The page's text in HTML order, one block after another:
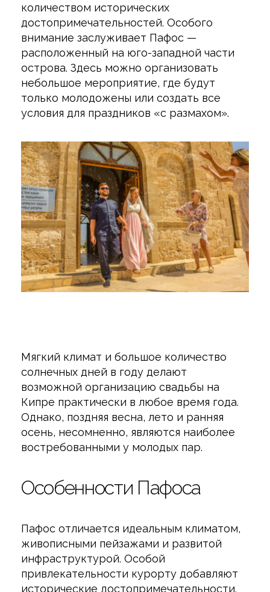
количеством исторических
достопримечательностей. Особого
внимание заслуживает Пафос —
расположенный на юго-западной части
острова. Здесь можно организовать
небольшое мероприятие, где будут
только молодожены или создать все
условия для праздников «с размахом».
Мягкий климат и большое количество
солнечных дней в году делают
возможной организацию свадьбы на
Кипре практически в любое время года.
Однако, поздняя весна, лето и ранняя
осень, несомненно, являются наиболее
востребованными у молодых пар.
Особенности Пафоса
Пафос отличается идеальным климатом,
живописными пейзажами и развитой
инфраструктурой. Особой
привлекательности курорту добавляют
исторические достопримечательности.